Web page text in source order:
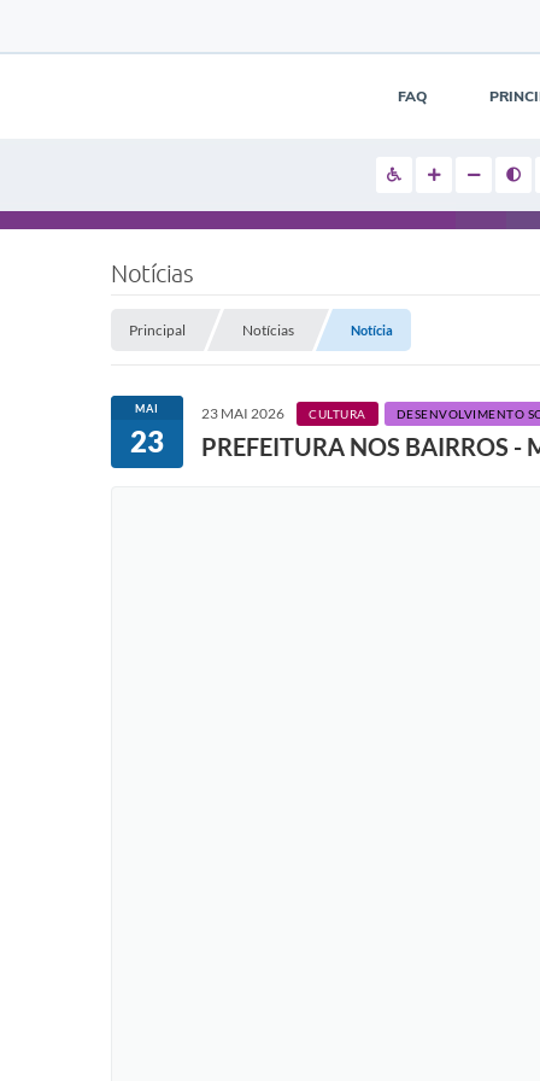
FAQ
Notícias
Principal Notícias Notícia
MAI
23
23 MAI 2026 CULTURA DESENVOLVIMENTO
PREFEITURA NOS BAIRROS